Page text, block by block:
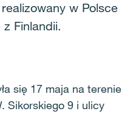
w Polsce
Finlandii.
się 17 maja na terenie
Sikorskiego 9 i ulicy